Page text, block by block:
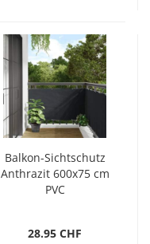
Balkon-Sichtschutz
Anthrazit 600x75 cm
PVC
28.95 CHF